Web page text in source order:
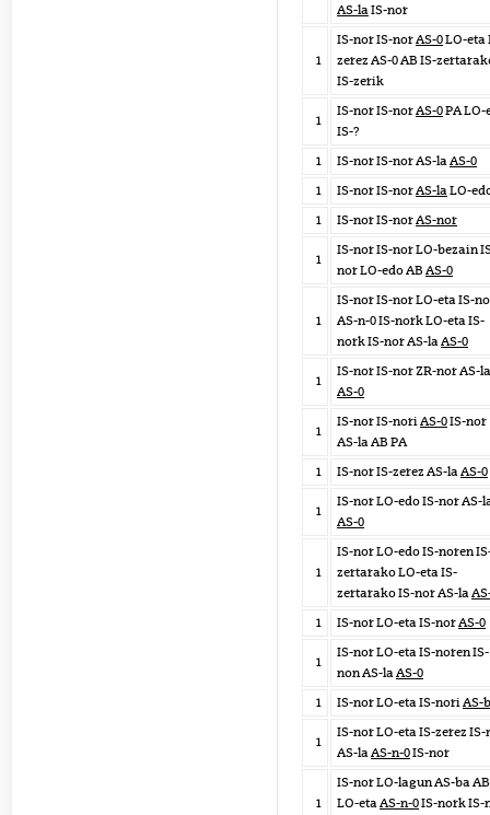
AS-laIS-nor
1
IS-nor IS-norAS-0LO-eta
zerez AS-0 AB IS-
IS-zerik
1
IS-nor IS-norAS-0PA LO-
IS-?
1
IS-nor IS-nor AS-laAS-0
1
IS-nor IS-norAS-laLO-
1
IS-nor IS-norAS-nor
1
IS-nor IS-nor LO-bezain
nor LO-edo AB AS-0
1
IS-nor IS-nor LO-eta IS-
AS-n-0 IS-nork LO-eta IS-
nork IS-nor AS-laAS-0
1
IS-nor IS-nor ZR-nor AS-la
AS-0
1
IS-nor IS-noriAS-0IS-nor
AS-la AB PA
1
IS-nor IS-zerez AS-laAS-0
1
IS-nor LO-edo IS-nor AS-
AS-0
1
IS-nor LO-edo IS-noren
zertarako LO-eta IS-
zertarako IS-nor AS-la
1
IS-nor LO-eta IS-norAS-0
1
IS-nor LO-eta IS-noren IS-
non AS-laAS-0
1
IS-nor LO-eta IS-noriAS-
1
IS-nor LO-eta IS-zerez
AS-laAS-n-0IS-nor
1
IS-nor LO-lagun AS-ba AB
LO-etaAS-n-0IS-nork IS-